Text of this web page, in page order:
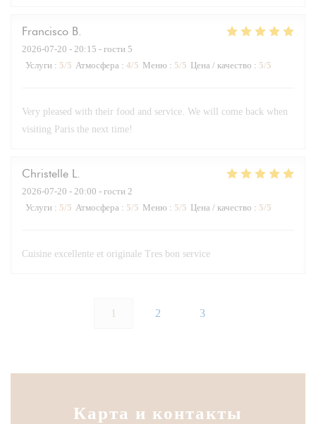
Francisco B
2026-07-20 - 20:15 - гости 5
Услуги : 5/5 Атмосфера : 4/5 Меню : 5/5 Цена / качество : 5/5
Very pleased with their food and service. We will come back when
visiting Paris the next time!
Christelle L
2026-07-20 - 20:00 - гости 2
Услуги : 5/5 Атмосфера : 5/5 Меню : 5/5 Цена / качество : 5/5
Cuisine excellente et originale Tres bon service
1 2 3
Карта и контакты